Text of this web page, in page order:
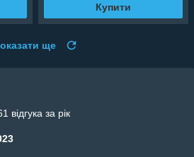
Купити
ще
відгука за рік